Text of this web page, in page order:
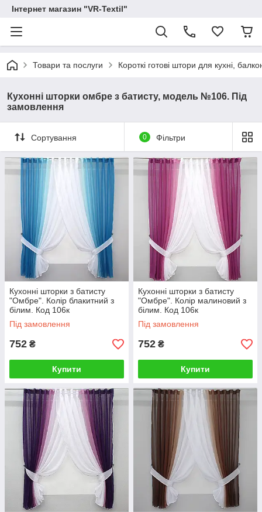
Інтернет магазин "VR-Textil"
Товари та послуги Короткі готові штори для кухні,
Кухонні шторки омбре з батисту, модель №106. Під
замовлення
Сортування 0 Фільтри
Кухонні шторки з батисту
"Омбре". Колір блакитний з
білим. Код 106к
Під замовлення
752 ₴
Купити
Кухонні шторки з батисту
"Омбре". Колір малиновий з
білим. Код 106к
Під замовлення
752 ₴
Купити